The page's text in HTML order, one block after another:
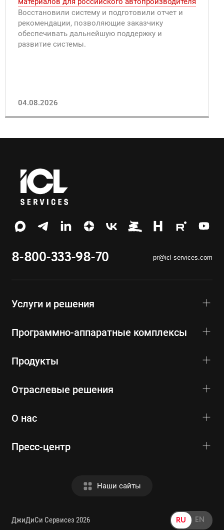
Восстановили систему и подготовили отчет и
рекомендации, позволяющие заказчику
обеспечивать дальнейшую поддержку и
развитие системы.
04.08.2026
8-800-333-98-70 pr@icl-services.com
Услуги и решения
Программно-аппаратные комплексы
Продукты
Отраслевые решения
О нас
Пресс-центр
Наши сайты
ДжиДиСи Сервисез 2026 RU EN